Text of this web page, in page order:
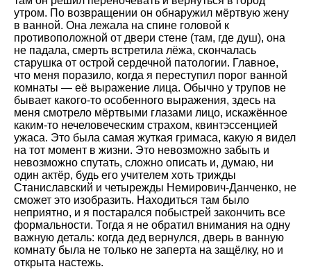
утром. По возвращении он обнаружил мёртвую жену
в ванной. Она лежала на спине головой к
противоположной от двери стене (там, где душ), она
не падала, смерть встретила лёжа, скончалась
старушка от острой сердечной патологии. Главное,
что меня поразило, когда я переступил порог ванной
комнаты — её выражение лица. Обычно у трупов не
бывает какого-то особенного выражения, здесь на
меня смотрело мёртвыми глазами лицо, искажённое
каким-то нечеловеческим страхом, квинтэссенцией
ужаса. Это была самая жуткая гримаса, какую я видел
на тот момент в жизни. Это невозможно забыть и
невозможно спутать, сложно описать и, думаю, ни
один актёр, будь его учителем хоть трижды
Станиславский и четырежды Немирович-Данченко, не
сможет это изобразить. Находиться там было
неприятно, и я постарался побыстрей закончить все
формальности. Тогда я не обратил внимания на одну
важную деталь: когда дед вернулся, дверь в ванную
комнату была не только не заперта на защёлку, но и
открыта настежь.